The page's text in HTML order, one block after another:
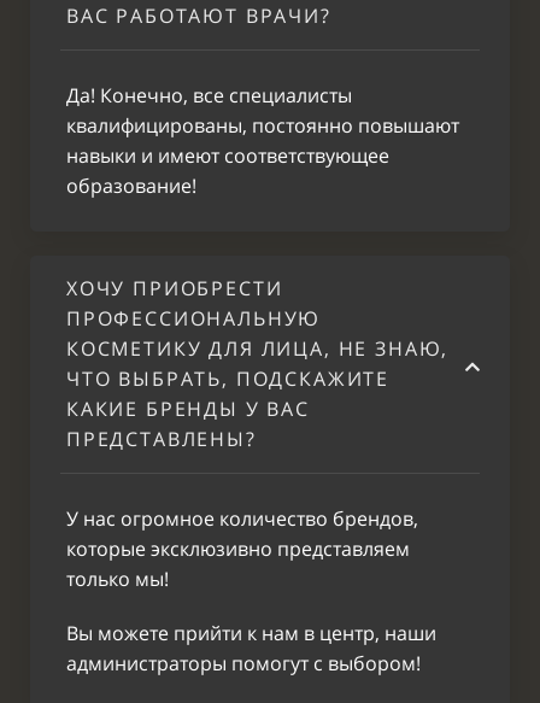
ВАС РАБОТАЮТ ВРАЧИ?
Да! Конечно, все специалисты
квалифицированы, постоянно повышают
навыки и имеют соответствующее
образование!
ХОЧУ ПРИОБРЕСТИ
ПРОФЕССИОНАЛЬНУЮ
КОСМЕТИКУ ДЛЯ ЛИЦА, НЕ ЗНАЮ,
ЧТО ВЫБРАТЬ, ПОДСКАЖИТЕ
КАКИЕ БРЕНДЫ У ВАС
ПРЕДСТАВЛЕНЫ?
У нас огромное количество брендов,
которые эксклюзивно представляем
только мы!
Вы можете прийти к нам в центр, наши
администраторы помогут с выбором!